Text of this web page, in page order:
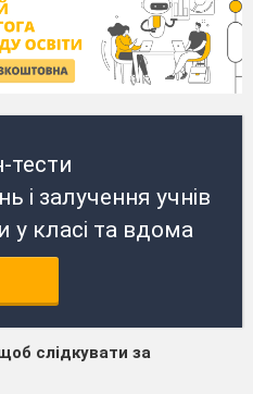
тести
і залучення учнів
у класі та вдома
слідкувати за